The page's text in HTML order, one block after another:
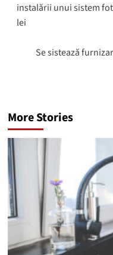
instalării unui sistem
lei
Se sistează
More Stories